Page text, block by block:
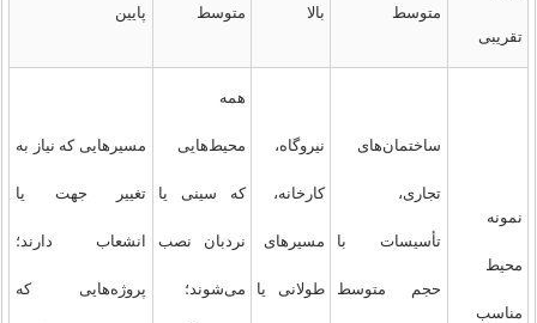
تقریبی
متوسط بالا متوسط پایین
نمونه
محیط
مناسب
ساختمان‌های
تجاری،
تأسیسات با
حجم متوسط
نیروگاه،
کارخانه،
مسیرهای
طولانی یا
همه
محیط‌هایی
که سینی یا
نردبان نصب
می‌شوند؛
مسیرهایی که نیاز به
تغییر جهت یا
انشعاب دارند؛
پروژه‌هایی که